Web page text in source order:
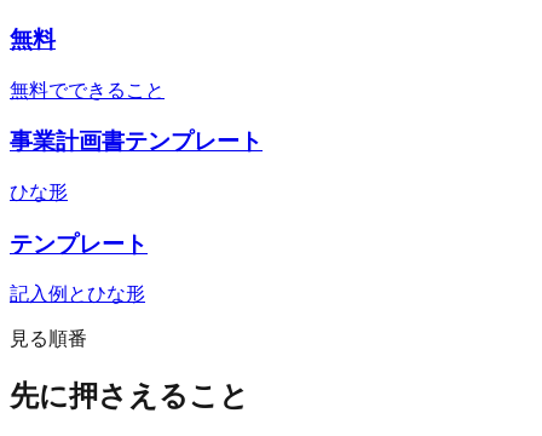
無料
無料でできること
事業計画書テンプレート
ひな形
テンプレート
記入例とひな形
見る順番
先に押さえること